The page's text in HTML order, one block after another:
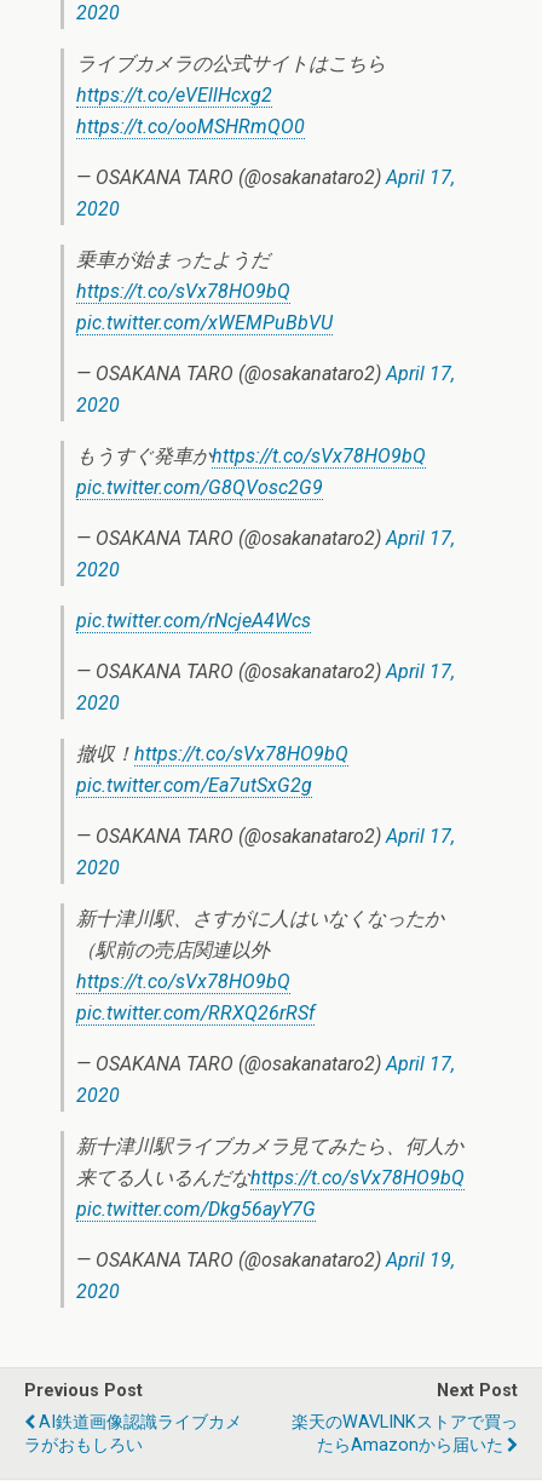
2020
ライブカメラの公式サイトはこちら
https://t.co/eVEllHcxg2
https://t.co/ooMSHRmQO0
— OSAKANA TARO (@osakanataro2)April 17,
2020
乗車が始まったようだ
https://t.co/sVx78HO9bQ
pic.twitter.com/xWEMPuBbVU
— OSAKANA TARO (@osakanataro2)April 17,
2020
もうすぐ発車かhttps://t.co/sVx78HO9bQ
pic.twitter.com/G8QVosc2G9
— OSAKANA TARO (@osakanataro2)April 17,
2020
pic.twitter.com/rNcjeA4Wcs
— OSAKANA TARO (@osakanataro2)April 17,
2020
撤収！ https://t.co/sVx78HO9bQ
pic.twitter.com/Ea7utSxG2g
— OSAKANA TARO (@osakanataro2)April 17,
2020
新十津川駅、さすがに人はいなくなったか
（駅前の売店関連以外
https://t.co/sVx78HO9bQ
pic.twitter.com/RRXQ26rRSf
— OSAKANA TARO (@osakanataro2)April 17,
2020
新十津川駅ライブカメラ見てみたら、何人か
来てる人いるんだなhttps://t.co/sVx78HO9bQ
pic.twitter.com/Dkg56ayY7G
— OSAKANA TARO (@osakanataro2)April 19,
2020
Previous Post
AI鉄道画像認識ライブカメ
ラがおもしろい
Next Post
楽天のWAVLINKストアで買っ
たらAmazonから届いた